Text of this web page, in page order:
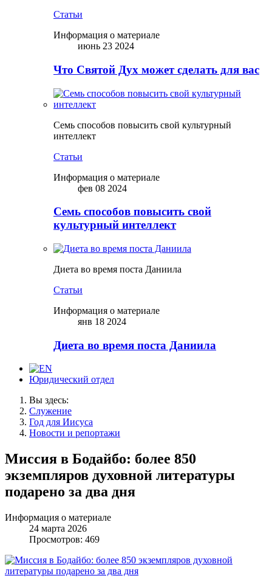
Статьи
Информация о материале
июнь 23 2024
Что Святой Дух может сделать для вас
Семь способов повысить свой культурный
интеллект
Статьи
Информация о материале
фев 08 2024
Семь способов повысить свой
культурный интеллект
Диета во время поста Даниила
Статьи
Информация о материале
янв 18 2024
Диета во время поста Даниила
Юридический отдел
Вы здесь:
Служение
Год для Иисуса
Новости и репортажи
Миссия в Бодайбо: более 850
экземпляров духовной литературы
подарено за два дня
Информация о материале
24 марта 2026
Просмотров: 469